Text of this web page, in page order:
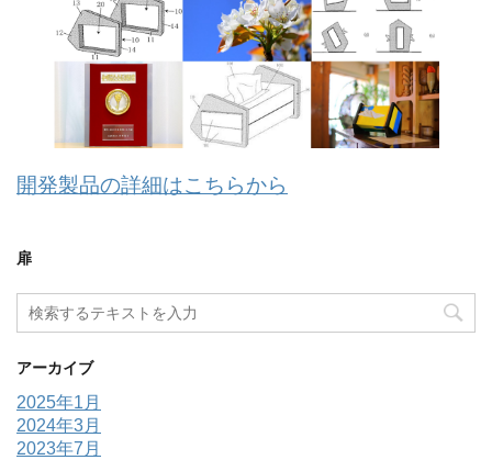
開発製品の詳細はこちらから
扉
アーカイブ
2025年1月
2024年3月
2023年7月